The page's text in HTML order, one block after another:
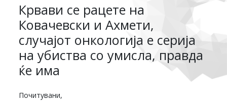
Крвави се рацете на
Ковачевски и Ахмети,
случајот онкологија е серија
на убиства со умисла, правда
ќе има
Почитувани,